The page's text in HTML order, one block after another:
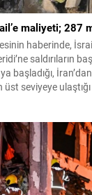
maliyeti; 287
haberinde,
saldırıların
başladığı,
seviyeye